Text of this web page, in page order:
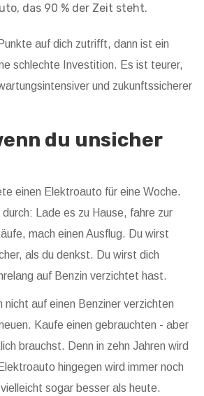
das 90 % der Zeit steht.
auf dich zutrifft, dann ist ein
schlechte Investition. Es ist teurer,
und zukunftssicherer
du unsicher
einen Elektroauto für eine Woche.
Lade es zu Hause, fahre zur
mach einen Ausflug. Du wirst
als du denkst. Du wirst dich
auf Benzin verzichtet hast.
nicht auf einen Benziner verzichten
Kaufe einen gebrauchten - aber
brauchst. Denn in zehn Jahren wird
hingegen wird immer noch
sogar besser als heute.